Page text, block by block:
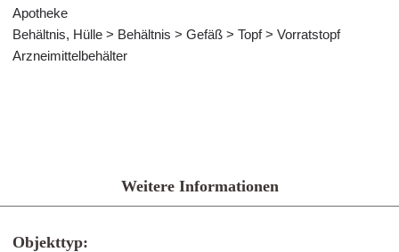
Apotheke
Behältnis, Hülle > Behältnis > Gefäß > Topf > Vorratstopf
Arzneimittelbehälter
Weitere Informationen
Objekttyp: